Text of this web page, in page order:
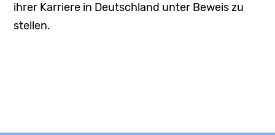
ihrer Karriere in Deutschland unter Beweis zu
stellen.